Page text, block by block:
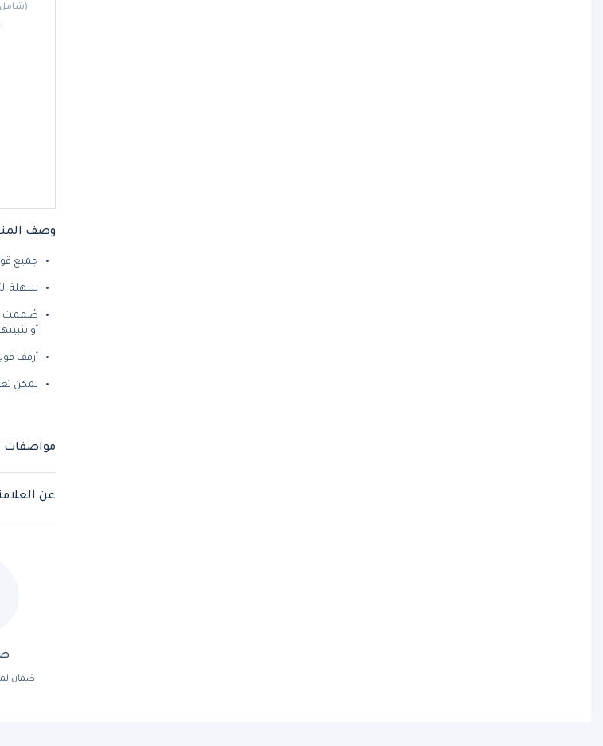
(شامل
وصف
جميع
سهلة
صُممت
أو
أرفف قوية
يمكن تعديل
مواصفات
عن
ضمان